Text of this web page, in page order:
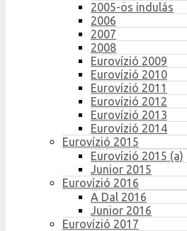
2005-ös indulás
2006
2007
2008
Eurovízió 2009
Eurovízió 2010
Eurovízió 2011
Eurovízió 2012
Eurovízió 2013
Eurovízió 2014
Eurovízió 2015
Eurovízió 2015 (a)
Junior 2015
Eurovízió 2016
A Dal 2016
Junior 2016
Eurovízió 2017